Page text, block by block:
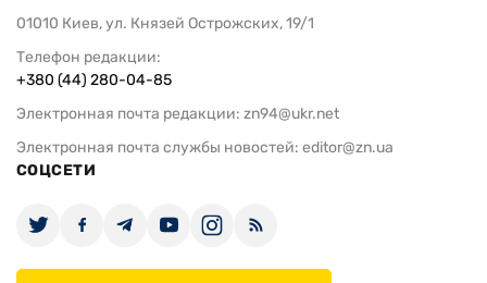
01010 Киев, ул. Князей Острожских, 19/1
Телефон редакции:
+380 (44) 280-04-85
Электронная почта редакции: zn94@ukr.net
Электронная почта службы новостей: editor@zn.ua
СОЦСЕТИ